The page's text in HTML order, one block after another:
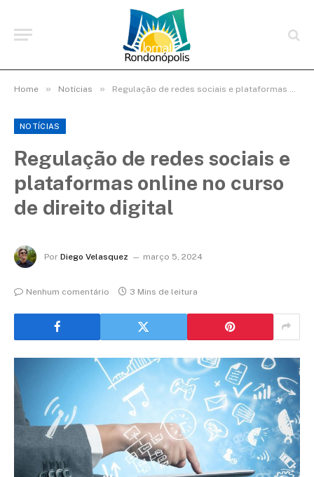
Home » Notícias » Regulação de redes sociais e plataformas online no curso de direito digital
NOTÍCIAS
Regulação de redes sociais e
plataformas online no curso
de direito digital
Por Diego Velasquez março 5, 2024
Nenhum comentário 3 Mins de leitura